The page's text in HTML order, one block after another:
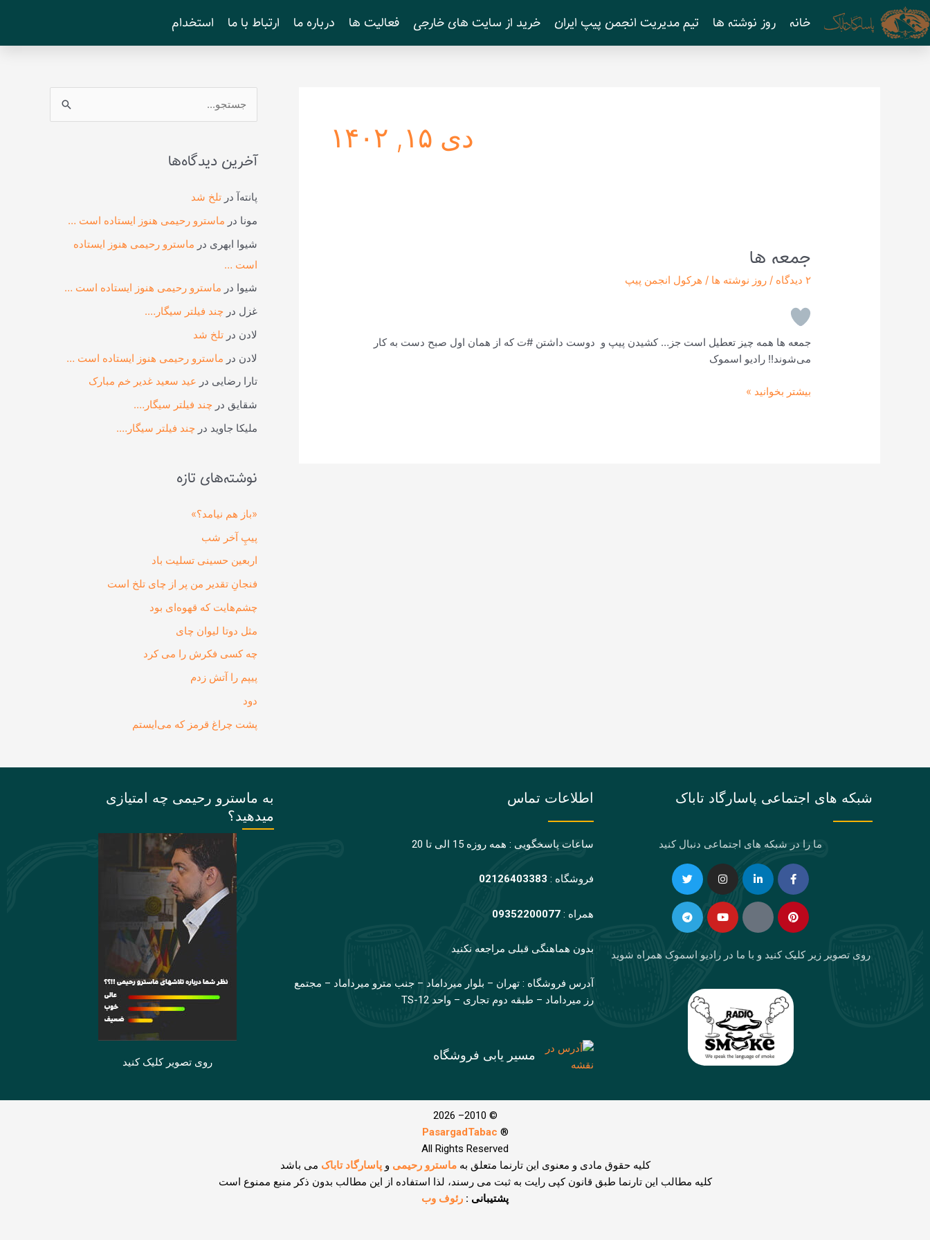
پرش
به
محتوا
خانه روز نوشته ها تیم مدیریت انجمن پیپ ایران خرید از سایت های خارجی فعالیت ها درباره ما ارتباط با ما استخدام
دی ۱۵, ۱۴۰۲
جمعه ها
۲ دیدگاه /روز نوشته ها / هرکول انجمن پیپ
جمعه ها همه چیز تعطیل است جز… کشیدن پیپ و دوست داشتن #ت که از همان اول صبح دست به کار
می‌شوند!! رادیو اسموک
جمعه
ها
بیشتر بخوانید »
ج
و
ا
ی
:
آخرین دیدگاه‌ها
پانته‌آدر تلخ شد
مونا در ماسترو رحیمی هنوز ایستاده است …
شیوا ابهری در ماسترو رحیمی هنوز ایستاده
است …
شیوا در ماسترو رحیمی هنوز ایستاده است …
غزل در چند فیلتر سیگار….
لادن در تلخ شد
لادن در ماسترو رحیمی هنوز ایستاده است …
تارا رضایی در عید سعید غدیر خم مبارک
شقایق در چند فیلتر سیگار….
ملیکا جاوید در چند فیلتر سیگار….
نوشته‌های تازه
«باز هم نیامد؟»
پیپِ آخر شب
اربعین حسینی تسلیت باد
فنجانِ تقدیر من پر از چای تلخ است
چشم‌هایت که قهوه‌ای بود
مثل دوتا لیوان چای
چه کسی فکرش را می‌ کرد
پیپم را آتش زدم
دود
پشت چراغ قرمز که می‌ایستم
شبکه های اجتماعی پاسارگاد تاباک
ما را در شبکه های اجتماعی دنبال کنید
Facebook-
f
Linkedin-
in
Instagram
Twitter Pinterest
Eaparat
Youtube
Telegram
روی تصویر زیر کلیک کنید و با ما در رادیو اسموک همراه شوید
اطلاعات تماس
ساعات پاسخگویی : همه روزه 15 الی تا 20
فروشگاه : 02126403383
همراه :09352200077
بدون هماهنگی قبلی مراجعه نکنید
آدرس فروشگاه : تهران – بلوار میرداماد – جنب مترو میرداماد – مجتمع
رز میرداماد – طبقه دوم تجاری – واحد TS-12
مسیر یابی فروشگاه
به ماسترو رحیمی چه امتیازی
میدهید؟
روی تصویر کلیک کنید
© 2010– 2026
®
PasargadTabac
All Rights Reserved
كليه حقوق مادی و معنوی اين تارنما متعلق بهماسترو رحیمی وپاسارگاد تاباک می باشد
کلیه مطالب این تارنما طبق قانون کپی رایت به ثبت می رسند، لذا استفاده از این مطالب بدون ذکر منبع ممنوع است
پشتیبانی : رئوف وب